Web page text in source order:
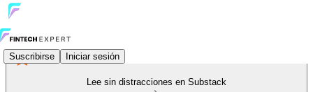
Suscribirse Iniciar sesión
Lee sin distracciones en Substack